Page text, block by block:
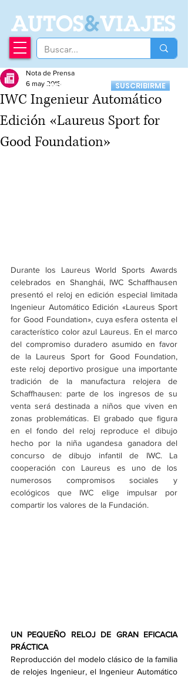
AUTOS&VIAJES
Recibí nuestro
Newsletter
SUSCRIBIRME
IWC Ingenieur Automático
Edición «Laureus Sport for
Good Foundation»
Nota de Prensa
6 may 2015
Durante los Laureus World Sports Awards
celebrados en Shanghái, IWC Schaffhausen
presentó el reloj en edición especial limitada
Ingenieur Automático Edición «Laureus Sport
for Good Foundation», cuya esfera ostenta el
característico color azul Laureus. En el marco
del compromiso duradero asumido en favor
de la Laureus Sport for Good Foundation,
este reloj deportivo prosigue una importante
tradición de la manufactura relojera de
Schaffhausen: parte de los ingresos de su
venta será destinada a niños que viven en
zonas problemáticas. El grabado que figura
en el fondo del reloj reproduce el dibujo
hecho por la niña ugandesa ganadora del
concurso de dibujo infantil de IWC. La
cooperación con Laureus es uno de los
numerosos compromisos sociales y
ecológicos que IWC elige impulsar por
compartir los valores de la Fundación.
UN PEQUEÑO RELOJ DE GRAN EFICACIA
PRÁCTICA
Reproducción del modelo clásico de la familia
de relojes Ingenieur, el Ingenieur Automático